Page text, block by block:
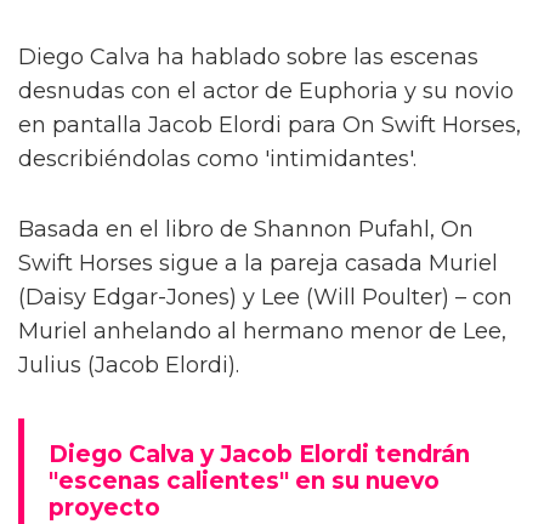
Diego Calva ha hablado sobre las escenas
desnudas con el actor de Euphoria y su novio
en pantalla Jacob Elordi para On Swift Horses,
describiéndolas como 'intimidantes'.
Basada en el libro de Shannon Pufahl, On
Swift Horses sigue a la pareja casada Muriel
(Daisy Edgar-Jones) y Lee (Will Poulter) – con
Muriel anhelando al hermano menor de Lee,
Julius (Jacob Elordi).
Diego Calva y Jacob Elordi tendrán
"escenas calientes" en su nuevo
proyecto